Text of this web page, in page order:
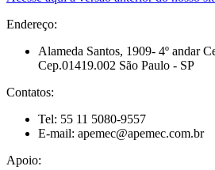
Endereço:
Alameda Santos, 1909- 4º andar
Cep.01419.002 São Paulo - SP
Contatos:
Tel: 55 11 5080-9557
E-mail: apemec@apemec.com.br
Apoio: